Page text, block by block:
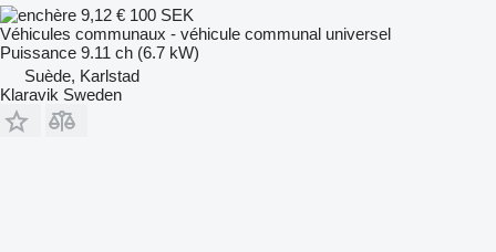
9,12 € 100 SEK
Véhicules communaux - véhicule communal universel
Puissance 9.11 ch (6.7 kW)
Suède, Karlstad
Klaravik Sweden